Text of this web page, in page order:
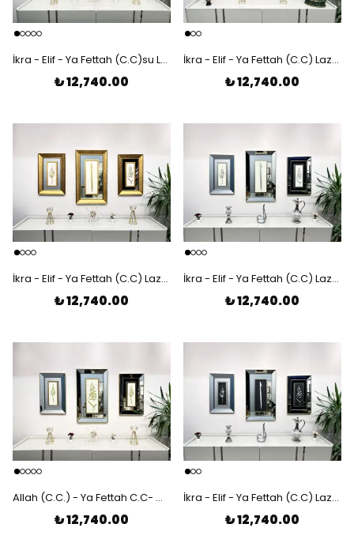
İkra - Elif - Ya Fettah (C.C)su Lazer Kesim Çerçeveli 3'lü Tablo
₺ 12,740.00
İkra - Elif - Ya Fettah (C.C) Lazer Kesim Çerçeveli 3'lü Tablo
₺ 12,740.00
İkra - Elif - Ya Fettah (C.C) Lazer Kesim Çerçeveli 3'lü Tablo
₺ 12,740.00
İkra - Elif - Ya Fettah (C.C) Lazer Kesim Ayna Çerçeveli 3'lü Tablo
₺ 12,740.00
Allah (C.C.) - Ya Fettah C.C- Muhammed (S.A.V) Lazer Kesim Ayna Çerçeveli 3'lü Tablo
₺ 12,740.00
İkra - Elif - Ya Fettah (C.C) Lazer Kesim Ayna Çerçeveli 3'lü Tablo
₺ 12,740.00